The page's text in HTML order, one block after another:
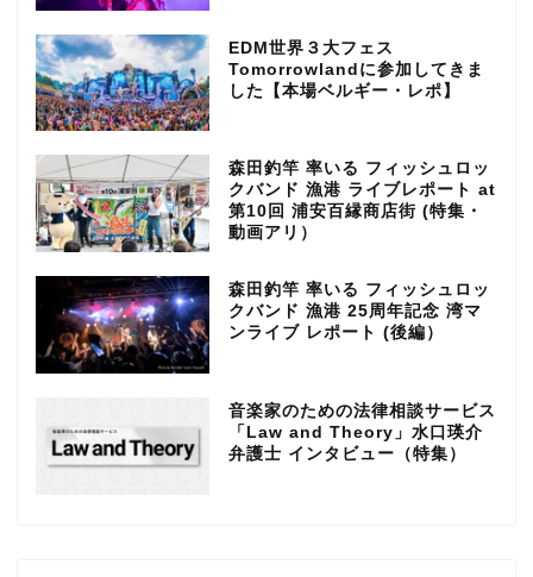
EDM世界３大フェス
Tomorrowlandに参加してきま
した【本場ベルギー・レポ】
森田釣竿 率いる フィッシュロッ
クバンド 漁港 ライブレポート at
第10回 浦安百縁商店街 (特集・
動画アリ）
森田釣竿 率いる フィッシュロッ
クバンド 漁港 25周年記念 湾マ
ンライブ レポート (後編）
音楽家のための法律相談サービス
「Law and Theory」水口瑛介
弁護士 インタビュー（特集）